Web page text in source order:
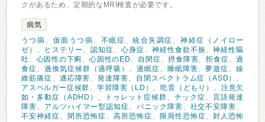
クがあるため、定期的なMRI検査が必要です。
病気
うつ病、 仮面うつ病、 不眠症、統合失調症 、神経症（ノイロー
ゼ） 、 ヒステリー 、 認知症、 心身症、 神経性食欲不振 、神経性嘔
吐、 心因性の下痢 、 心因性のED、 自閉症、摂食障害、拒食症、過
食症、 過換気症候群（過呼吸） 、 過眠症、 睡眠障害、夢遊症、線
維筋痛症、 適応障害、発達障害、 自閉スペクトラム症（ASD） 、
アスペルガー症候群、学習障害（LD） 、吃音（どもり） 、 注意欠
如・多動症（ADHD） 、 トゥレット症候群、チック症、言語発達
障害、 アルツハイマー型認知症、 パニック障害、 社交不安障害、
不安神経症、 閉所恐怖症、 高所恐怖症、 限局性恐怖症、対人恐怖